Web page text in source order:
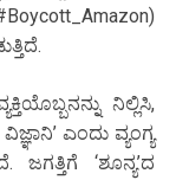
ನಿಲ್ಲಿಸಿ,
ಎಂದು ವ್ಯಂಗ್ಯ
ಜಗತ್ತಿಗೆ ‘ಶೂನ್ಯ’ದ